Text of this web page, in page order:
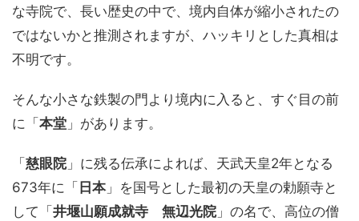
な寺院で、長い歴史の中で、境内自体が縮小されたの
ではないかと推測されますが、ハッキリとした真相は
不明です。
そんな小さな鉄製の門より境内に入ると、すぐ目の前
に「 本堂 」があります。
「 慈眼院」に残る伝承によれば、天武天皇2年となる
673年に「 日本」を国号とした最初の天皇の勅願寺と
して「 井堰山願成就寺 無辺光院」の名で、高位の僧